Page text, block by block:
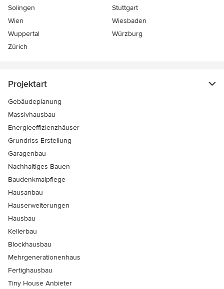
Solingen
Stuttgart
Wien
Wiesbaden
Wuppertal
Würzburg
Zürich
Projektart
Gebäudeplanung
Massivhausbau
Energieeffizienzhäuser
Grundriss-Erstellung
Garagenbau
Nachhaltiges Bauen
Baudenkmalpflege
Hausanbau
Hauserweiterungen
Hausbau
Kellerbau
Blockhausbau
Mehrgenerationenhaus
Fertighausbau
Tiny House Anbieter